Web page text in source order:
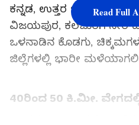
ಕನ್ನಡ, ಉತ್ತರ ಒಳನಾಡಿನ
ವಿಜಯಪುರ, ಕಲಬುರಗಿ ಸೇರಿ
ಒಳನಾಡಿನ ಕೊಡಗು,
ಜಿಲ್ಲೆಗಳಲ್ಲಿ ಭಾರೀ
40ರಿಂದ 50 ಕಿ.ಮೀ.
Read Full